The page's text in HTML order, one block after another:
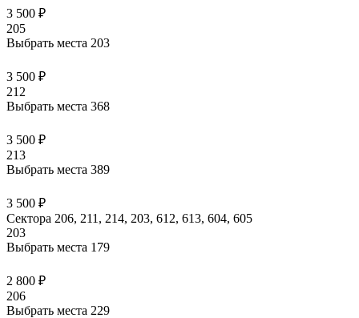
3 500 ₽
205
Выбрать места 203
3 500 ₽
212
Выбрать места 368
3 500 ₽
213
Выбрать места 389
3 500 ₽
Сектора 206, 211, 214, 203, 612, 613, 604, 605
203
Выбрать места 179
2 800 ₽
206
Выбрать места 229